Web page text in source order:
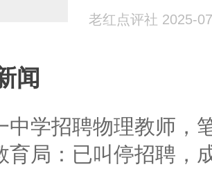
老红点评社 2025-
闻
中学招聘物理教师，
育局：已叫停招聘，